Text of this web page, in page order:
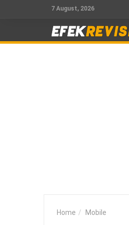
7 August, 2026
Home Mobile